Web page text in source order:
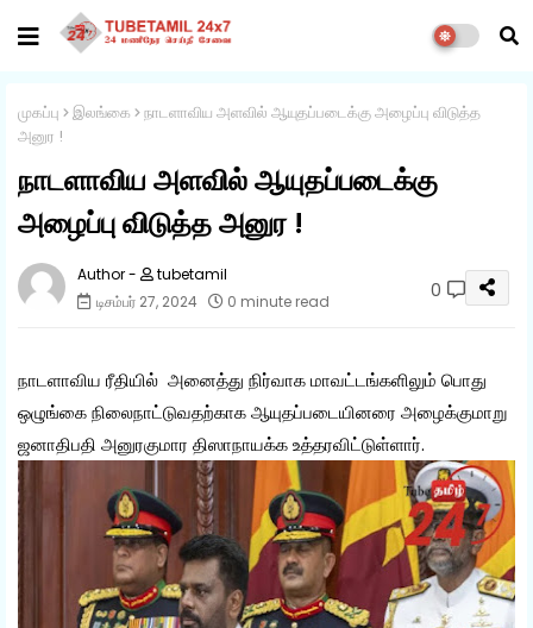
முகப்பு இலங்கை
நாடளாவிய அளவில் ஆயுதப்படைக்கு அழைப்பு விடுத்த
அனுர !
நாடளாவிய அளவில் ஆயுதப்படைக்கு
அழைப்பு விடுத்த அனுர !
tubetamil
டிசம்பர் 27, 2024
0 minute read 0
நாடளாவிய ரீதியில் அனைத்து நிர்வாக மாவட்டங்களிலும் பொது
ஒழுங்கை நிலைநாட்டுவதற்காக ஆயுதப்படையினரை அழைக்குமாறு
ஜனாதிபதி அனுரகுமார திஸாநாயக்க உத்தரவிட்டுள்ளார்.